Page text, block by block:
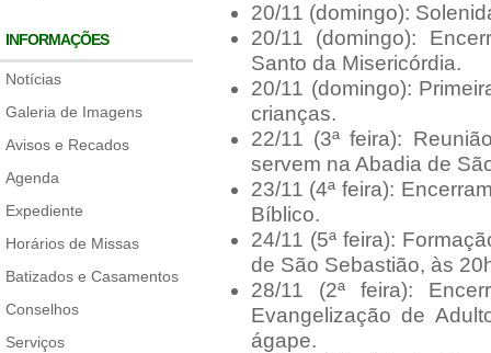
INFORMAÇÕES
Notícias
Galeria de Imagens
Avisos e Recados
Agenda
Expediente
Horários de Missas
Batizados e Casamentos
Conselhos
Serviços
20/11 (domingo):
20/11 (domingo):
Santo da Misericórdia.
20/11 (domingo):
crianças.
22/11 (3ª feira):
servem na Abadia de
23/11 (4ª feira):
Bíblico.
24/11 (5ª feira):
de São Sebastião, às
28/11 (2ª feira):
Evangelização de
ágape.